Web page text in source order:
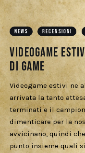
Fantascienza
Fantasy
Games
Recensioni
Libri e fumetti
Cercatori
NEWS RECENSIONI
Videogame
di game
Videogame estivi ne
arrivata la tanto
terminati e il
dimenticare per la
avvicinano, quindi
punto insieme quali